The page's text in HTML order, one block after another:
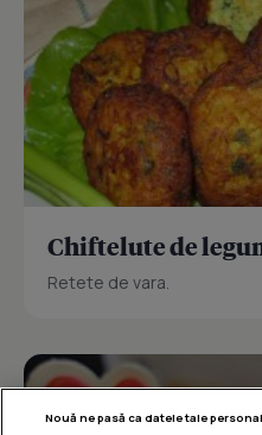
Chiftelute de
Retete de vara.
Nouă ne pasă ca datele tale